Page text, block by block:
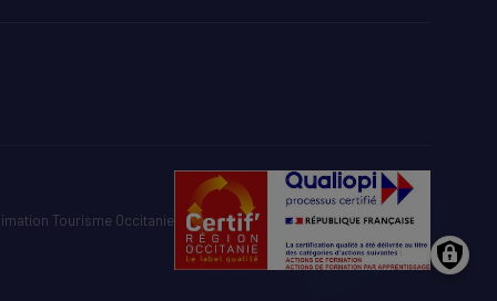
Tourisme Occitanie